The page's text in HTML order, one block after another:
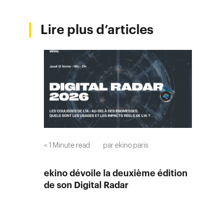
Lire plus d’articles
< 1 Minute read parekino paris
ekino dévoile la deuxième édition
de son Digital Radar